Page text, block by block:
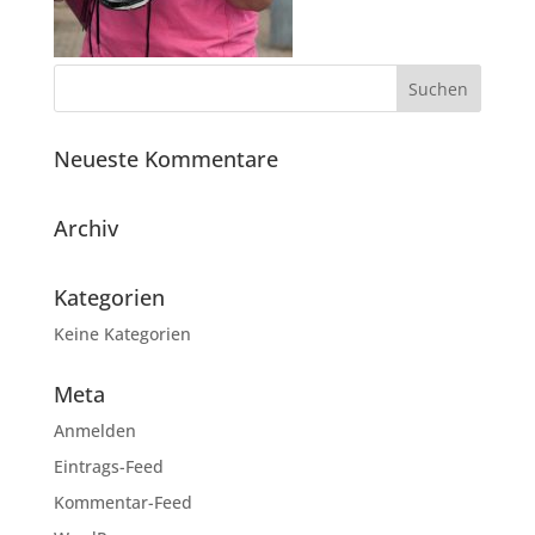
Neueste Kommentare
Archiv
Kategorien
Keine Kategorien
Meta
Anmelden
Eintrags-Feed
Kommentar-Feed